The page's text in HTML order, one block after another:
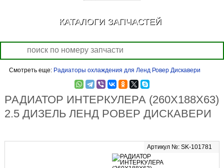
Смотреть еще: Радиаторы охлаждения для Ленд Ровер Дискавери
РАДИАТОР ИНТЕРКУЛЕРА (260Х188Х63)
2.5 ДИЗЕЛЬ ЛЕНД РОВЕР ДИСКАВЕРИ
Артикул №: SK-101781
КАТАЛОГИ ЗАПЧАСТЕЙ